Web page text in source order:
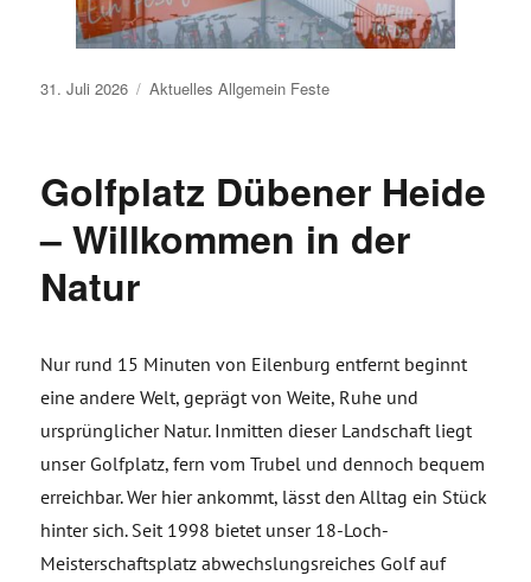
Veröffentlicht
31. Juli 2026 Aktuelles Allgemein Feste
Golfplatz Dübener Heide
– Willkommen in der
Natur
Nur rund 15 Minuten von Eilenburg entfernt beginnt
eine andere Welt, geprägt von Weite, Ruhe und
ursprünglicher Natur. Inmitten dieser Landschaft liegt
unser Golfplatz, fern vom Trubel und dennoch bequem
erreichbar. Wer hier ankommt, lässt den Alltag ein Stück
hinter sich. Seit 1998 bietet unser 18-Loch-
Meisterschaftsplatz abwechslungsreiches Golf auf